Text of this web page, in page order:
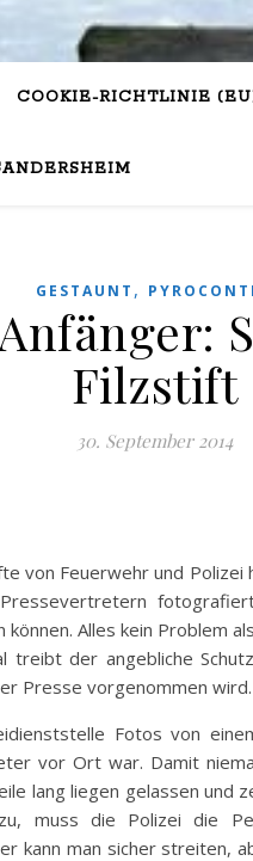
COOKIE-RICHTLINIE
GESTAUNT ,
Filzstift
30. September 2014
von Feuerwehr und Polizei
Alles kein Problem
treibt der angebliche
Presse vorgenommen wird.
Fotos von
vor Ort war. Damit
lang liegen gelassen
muss die Polizei die
kann man sicher streiten,